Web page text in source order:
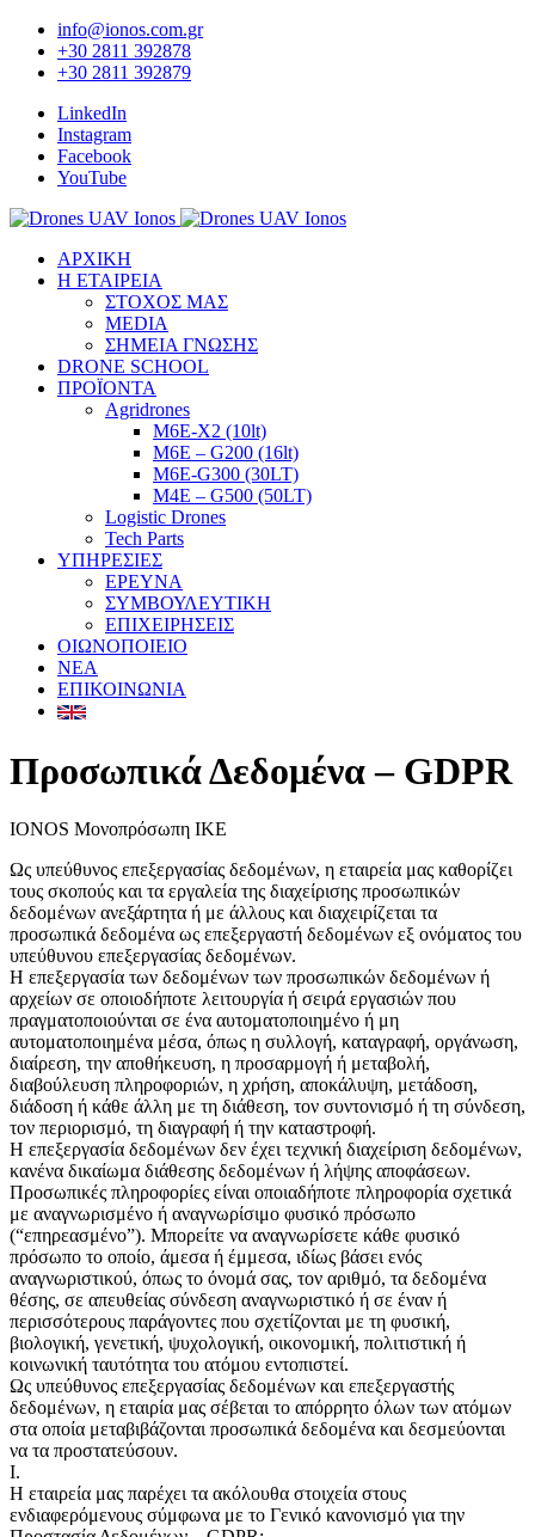
info@ionos.com.gr
+30 2811 392878
+30 2811 392879
LinkedIn
Instagram
Facebook
YouTube
ΑΡΧΙΚΗ
Η ΕΤΑΙΡΕΙΑ
ΣΤΟΧΟΣ ΜΑΣ
MEDIA
ΣΗΜΕΙΑ ΓΝΩΣΗΣ
DRONE SCHOOL
ΠΡΟΪΟΝΤΑ
Agridrones
M6E-X2 (10lt)
M6E – G200 (16lt)
M6E-G300 (30LT)
M4E – G500 (50LT)
Logistic Drones
Tech Parts
ΥΠΗΡΕΣΙΕΣ
ΕΡΕΥΝΑ
ΣΥΜΒΟΥΛΕΥΤΙΚΗ
ΕΠΙΧΕΙΡΗΣΕΙΣ
ΟΙΩΝΟΠΟΙΕΙΟ
ΝΕΑ
ΕΠΙΚΟΙΝΩΝΙΑ
Προσωπικά Δεδομένα – GDPR
IONOS Mονοπρόσωπη IKE
Ως υπεύθυνος επεξεργασίας δεδομένων, η εταιρεία μας καθορίζει
τους σκοπούς και τα εργαλεία της διαχείρισης προσωπικών
δεδομένων ανεξάρτητα ή με άλλους και διαχειρίζεται τα
προσωπικά δεδομένα ως επεξεργαστή δεδομένων εξ ονόματος του
υπεύθυνου επεξεργασίας δεδομένων.
Η επεξεργασία των δεδομένων των προσωπικών δεδομένων ή
αρχείων σε οποιοδήποτε λειτουργία ή σειρά εργασιών που
πραγματοποιούνται σε ένα αυτοματοποιημένο ή μη
αυτοματοποιημένα μέσα, όπως η συλλογή, καταγραφή, οργάνωση,
διαίρεση, την αποθήκευση, η προσαρμογή ή μεταβολή,
διαβούλευση πληροφοριών, η χρήση, αποκάλυψη, μετάδοση,
διάδοση ή κάθε άλλη με τη διάθεση, τον συντονισμό ή τη σύνδεση,
τον περιορισμό, τη διαγραφή ή την καταστροφή.
Η επεξεργασία δεδομένων δεν έχει τεχνική διαχείριση δεδομένων,
κανένα δικαίωμα διάθεσης δεδομένων ή λήψης αποφάσεων.
Προσωπικές πληροφορίες είναι οποιαδήποτε πληροφορία σχετικά
με αναγνωρισμένο ή αναγνωρίσιμο φυσικό πρόσωπο
(“επηρεασμένο”). Μπορείτε να αναγνωρίσετε κάθε φυσικό
πρόσωπο το οποίο, άμεσα ή έμμεσα, ιδίως βάσει ενός
αναγνωριστικού, όπως το όνομά σας, τον αριθμό, τα δεδομένα
θέσης, σε απευθείας σύνδεση αναγνωριστικό ή σε έναν ή
περισσότερους παράγοντες που σχετίζονται με τη φυσική,
βιολογική, γενετική, ψυχολογική, οικονομική, πολιτιστική ή
κοινωνική ταυτότητα του ατόμου εντοπιστεί.
Ως υπεύθυνος επεξεργασίας δεδομένων και επεξεργαστής
δεδομένων, η εταιρία μας σέβεται το απόρρητο όλων των ατόμων
στα οποία μεταβιβάζονται προσωπικά δεδομένα και δεσμεύονται
να τα προστατεύσουν.
I.
Η εταιρεία μας παρέχει τα ακόλουθα στοιχεία στους
ενδιαφερόμενους σύμφωνα με το Γενικό κανονισμό για την